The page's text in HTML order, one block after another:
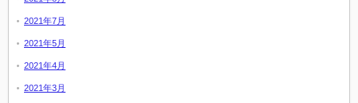
2021年7月
2021年5月
2021年4月
2021年3月